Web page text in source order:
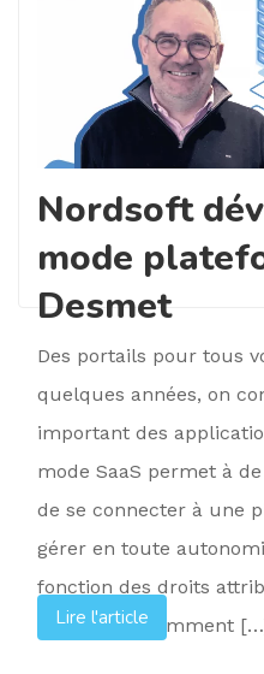
Nordsoft
mode
Desmet
Des portails pour tous
quelques années, on
important des
mode SaaS permet à
de se connecter à une
gérer en toute
fonction des droits
présente notamment
Lire l'article